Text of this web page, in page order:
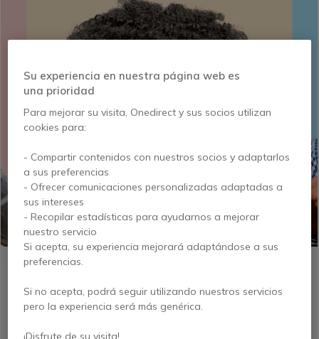
Queremos mantenerte informado
Su experiencia en nuestra página web es
una prioridad
Para mejorar su visita, Onedirect y sus socios utilizan
cookies para:
- Compartir contenidos con nuestros socios y adaptarlos
a sus preferencias
- Ofrecer comunicaciones personalizadas adaptadas a
sus intereses
- Recopilar estadísticas para ayudarnos a mejorar
nuestro servicio
Si acepta, su experiencia mejorará adaptándose a sus
preferencias.
Si no acepta, podrá seguir utilizando nuestros servicios
pero la experiencia será más genérica.
¡Disfrute de su visita!